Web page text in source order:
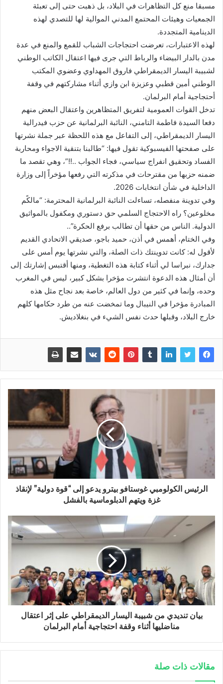
مسبقا منع كل التظاهرات في البلاد، بل ذهبت حتى إلى تعبئة
الجمعيات وهيئات المحتمع المدني الموالية لها للتصدي لهذه
الدينامية المتجددة.
لهذه الاعتبارات، تعرضت احتجاجات الشباب للقمع والمنع في عدة
مدن بالدار البيضاء والرباط التي جرى فيها اعتقال الكاتب الوطني
لشبيبة اليسار الديمقراطي فاروق المهداوي وعضوي المكتب
الوطني أمين قطبي وعزيزة ابن وازي أثناء مشاركتهم في وقفة
أحتجاجية أمام البرلمان.
تدخل القوات العمومية لتفريق المتظاهرين واعتقال البعض منهم
دفعا السيدة فاطمة التامني، النائبة البرلمانية عن حزب فيدرالية
اليسار الديمقراطي، إلى التفاعل مع هذه اللحظة عبر جملة نشرتها
على صفحتها الفيسبوكية تقول فيها: “طالبنا بتنقية الاجواء ومحاربة
الفساد وتحقيق انفراج سياسي، فجاء الجواب ..!!”، وهي تقصد ما
ضمنه حزبها من مقترحات في مذكرته التي رفعها مؤخراً إلى وزارة
الداخلية في شأن انتخابات 2026.
وفي تدوينة منفصله، تساءلت النائبة البرلمانية المحترمة: “مالكًم
مخلوعين؟ راه الاحتجاج السلمي حق دستوري ومكفول بالمواثيق
الدولية. الناس من حقها أن تطالب برفع الحكرة”..
وفي الختام، أهمس في أذن، حميد باجو، صديقي الاتحادي القديم
لأقول له: كانت تدوينتك ذات الصلة، والتي نشرتها يوم أمس على
جدارك، نبراسا لي أثناء كتابة هذه التغطية، ومنها أقتبس إشارتك إلى
أن أمثال هذه الدعوة انتشرت مؤخرا بشكل كبير، ليس في المغرب
وحده، وإنما في كثير من دول العالم، خاصة بعد نجاح مثل هذه
المبادرة مؤخرا في النيبال وما تمخضت عنه من طرد حكامها كلهم
خارج البلاد، وقبلها حدث نفس الشيء في بنغلاديش.
الرئيس الكولومبي غوستافو بيترو يدعو إلى “قوة دولية” لإنقاذ
غزة ويتهم الدبلوماسية بالفشل
بيان تنديدي من شبيبة اليسار الديمقراطي على إثر اعتقال
مناضليها أثناء وقفة احتجاجية أمام البرلمان
مقالات ذات صلة